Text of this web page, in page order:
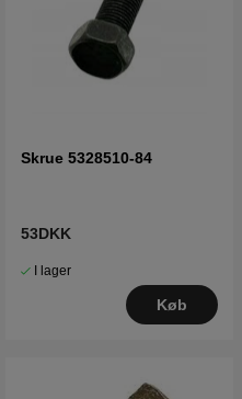
Skrue 5328510-84
53DKK
I lager
Køb